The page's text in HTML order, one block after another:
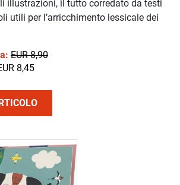
illustrazioni, il tutto corredato da testi
utili per l’arricchimento lessicale dei
EUR 8,90
8,45